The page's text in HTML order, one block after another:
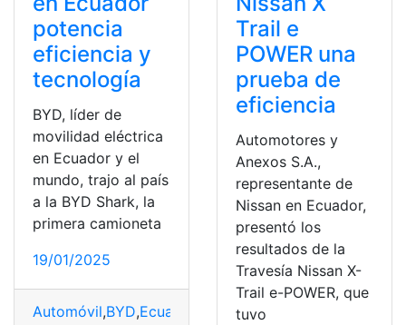
potencia
eficiencia y
tecnología
BYD, líder de
movilidad eléctrica
en Ecuador y el
mundo, trajo al país
a la BYD Shark, la
primera camioneta
19/01/2025
Automóvil,BYD,Ecuador Eficiencia
Trail e
POWER una
prueba de
eficiencia
Automotores y
Anexos S.A.,
representante de
Nissan en Ecuador,
presentó los
resultados de la
Travesía Nissan X-
Trail e-POWER, que
tuvo